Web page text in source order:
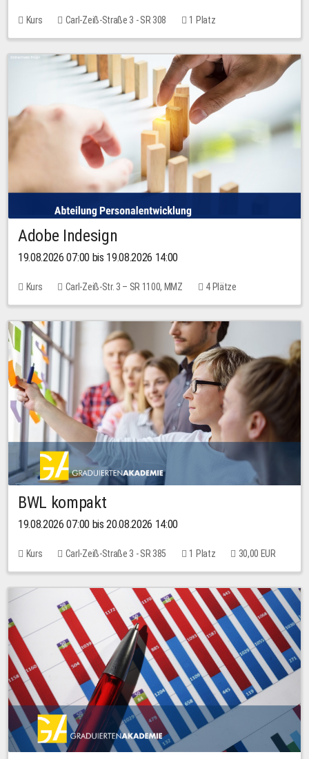
Kurs Carl-Zeiß-Straße 3 - SR 308 1 Platz
Adobe Indesign
19.08.2026 07:00 bis 19.08.2026 14:00
Kurs Carl-Zeiß-Str. 3 – SR 1100, MMZ 4 Plätze
BWL kompakt
19.08.2026 07:00 bis 20.08.2026 14:00
Kurs Carl-Zeiß-Straße 3 - SR 385 1 Platz 30,00 EUR